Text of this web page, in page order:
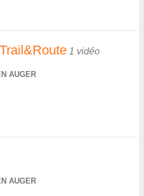
1 vidéo
AUGER
AUGER